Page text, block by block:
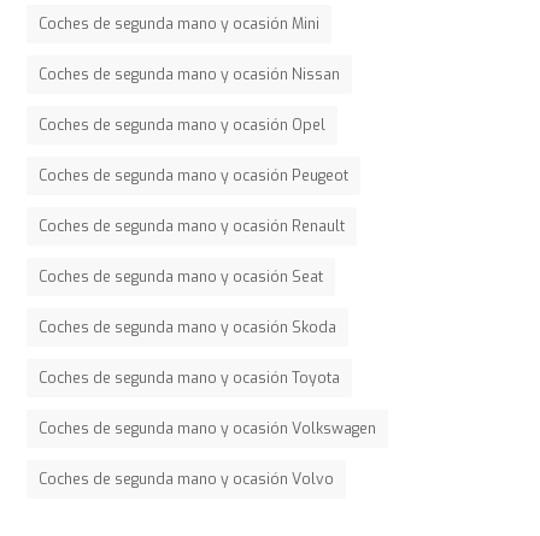
Coches de segunda mano y ocasión Mini
Coches de segunda mano y ocasión Nissan
Coches de segunda mano y ocasión Opel
Coches de segunda mano y ocasión Peugeot
Coches de segunda mano y ocasión Renault
Coches de segunda mano y ocasión Seat
Coches de segunda mano y ocasión Skoda
Coches de segunda mano y ocasión Toyota
Coches de segunda mano y ocasión Volkswagen
Coches de segunda mano y ocasión Volvo